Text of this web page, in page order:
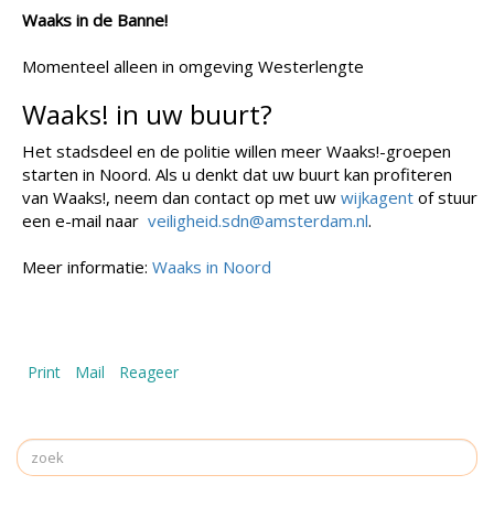
Waaks in de Banne!
Momenteel alleen in omgeving Westerlengte
Waaks! in uw buurt?
Het stadsdeel en de politie willen meer Waaks!-groepen
starten in Noord. Als u denkt dat uw buurt kan profiteren
van Waaks!, neem dan contact op met uw wijkagent of stuur
een e-mail naar veiligheid.sdn@amsterdam.nl.
Meer informatie: Waaks in Noord
Print Mail Reageer